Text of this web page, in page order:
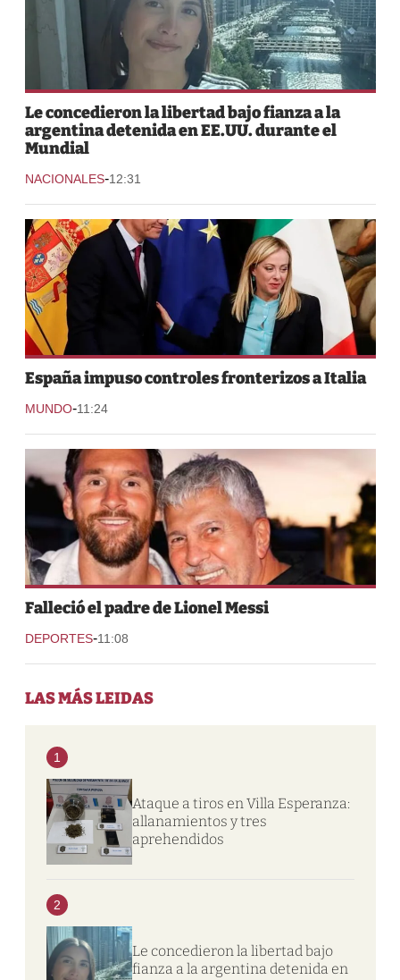
Le concedieron la libertad bajo fianza a la
argentina detenida en EE.UU. durante el
Mundial
NACIONALES-12:31
España impuso controles fronterizos a Italia
MUNDO-11:24
Falleció el padre de Lionel Messi
DEPORTES-11:08
LAS MÁS LEIDAS
1
Ataque a tiros en Villa Esperanza:
allanamientos y tres
aprehendidos
2
Le concedieron la libertad bajo
fianza a la argentina detenida en